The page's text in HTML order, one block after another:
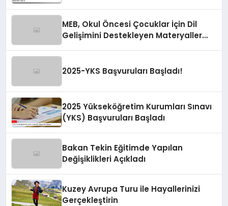
MEB, Okul Öncesi Çocuklar İçin Dil
Gelişimini Destekleyen Materyaller
2025-YKS Başvuruları Başladı!
2025 Yükseköğretim Kurumları Sınavı
(YKS) Başvuruları Başladı
Bakan Tekin Eğitimde Yapılan
Değişiklikleri Açıkladı
Kuzey Avrupa Turu ile Hayallerinizi
Gerçekleştirin